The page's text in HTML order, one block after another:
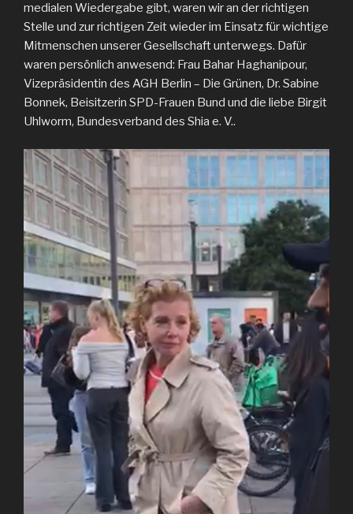
medialen Wiedergabe gibt, waren wir an der richtigen
Stelle und zur richtigen Zeit wieder im Einsatz für wichtige
Mitmenschen unserer Gesellschaft unterwegs. Dafür
waren persönlich anwesend: Frau Bahar Haghanipour,
Vizepräsidentin des AGH Berlin – Die Grünen, Dr. Sabine
Bonnek, Beisitzerin SPD-Frauen Bund und die liebe Birgit
Uhlworm, Bundesverband des Shia e. V..